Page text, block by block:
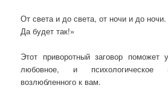
От света и до света, от ночи и до ночи.
Да будет так!»
Этот приворотный заговор поможет
любовное, и психологическое
возлюбленного к вам.